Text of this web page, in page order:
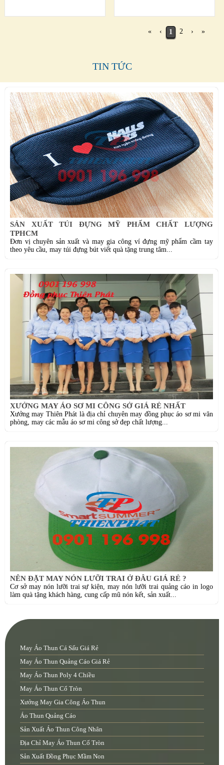
« ‹ 1 2 › »
TIN TỨC
SẢN XUẤT TÚI ĐỰNG MỸ PHẨM CHẤT LƯỢNG
TPHCM
Đơn vị chuyên sản xuất và may gia công ví đựng mỹ phẩm cầm tay
theo yêu cầu, may túi đựng bút viết quà tặng trung tâm...
XƯỞNG MAY ÁO SƠ MI CÔNG SỞ GIÁ RẺ NHẤT
Xưởng may Thiên Phát là địa chỉ chuyên may đồng phục áo sơ mi văn
phòng, may các mẫu áo sơ mi công sở đẹp chất lượng...
NÊN ĐẶT MAY NÓN LƯỠI TRAI Ở ĐÂU GIÁ RẺ ?
Cơ sở may nón lưỡi trai sự kiện, may nón lưỡi trai quảng cáo in logo
làm quà tặng khách hàng, cung cấp mũ nón kết, sản xuất...
May Áo Thun Cá Sấu Giá Rẻ
May Áo Thun Quảng Cáo Giá Rẻ
May Áo Thun Poly 4 Chiều
May Áo Thun Cổ Tròn
Xưởng May Gia Công Áo Thun
Áo Thun Quảng Cáo
Sản Xuất Áo Thun Công Nhân
Địa Chỉ May Áo Thun Cổ Tròn
Sản Xuất Đồng Phục Mầm Non